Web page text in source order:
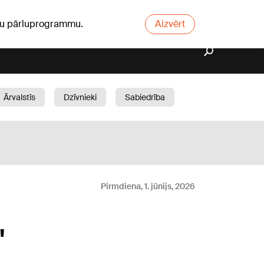
pārluprogrammu. Aizvērt
Ārvalstīs Dzīvnieki
Sabiedrība
Pirmdiena, 1. jūnijs, 2026